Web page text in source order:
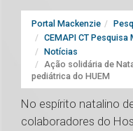
Portal Mackenzie
CEMAPI CT Pesquisa
Notícias
Ação solidária de
pediátrica do HUEM
No espírito natalino
colaboradores do